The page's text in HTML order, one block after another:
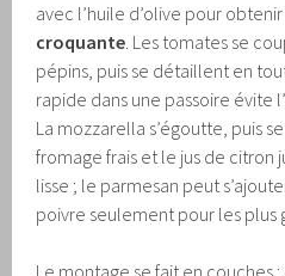
avec l’huile d’olive pour
croquante. Les tomates se
pépins, puis se détaillent en
rapide dans une passoire évite
La mozzarella s’égoutte, puis
fromage frais et le jus de citron
lisse ; le parmesan peut
poivre seulement pour les plus